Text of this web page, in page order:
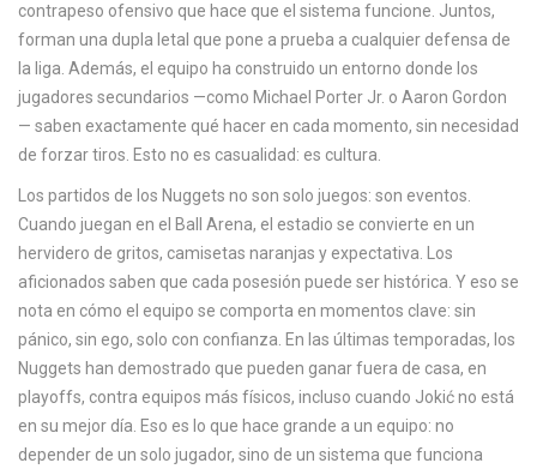
contrapeso ofensivo que hace que el sistema funcione. Juntos,
forman una dupla letal que pone a prueba a cualquier defensa de
la liga. Además, el equipo ha construido un entorno donde los
jugadores secundarios —como Michael Porter Jr. o Aaron Gordon
— saben exactamente qué hacer en cada momento, sin necesidad
de forzar tiros. Esto no es casualidad: es cultura.
Los partidos de los Nuggets no son solo juegos: son eventos.
Cuando juegan en el Ball Arena, el estadio se convierte en un
hervidero de gritos, camisetas naranjas y expectativa. Los
aficionados saben que cada posesión puede ser histórica. Y eso se
nota en cómo el equipo se comporta en momentos clave: sin
pánico, sin ego, solo con confianza. En las últimas temporadas, los
Nuggets han demostrado que pueden ganar fuera de casa, en
playoffs, contra equipos más físicos, incluso cuando Jokić no está
en su mejor día. Eso es lo que hace grande a un equipo: no
depender de un solo jugador, sino de un sistema que funciona